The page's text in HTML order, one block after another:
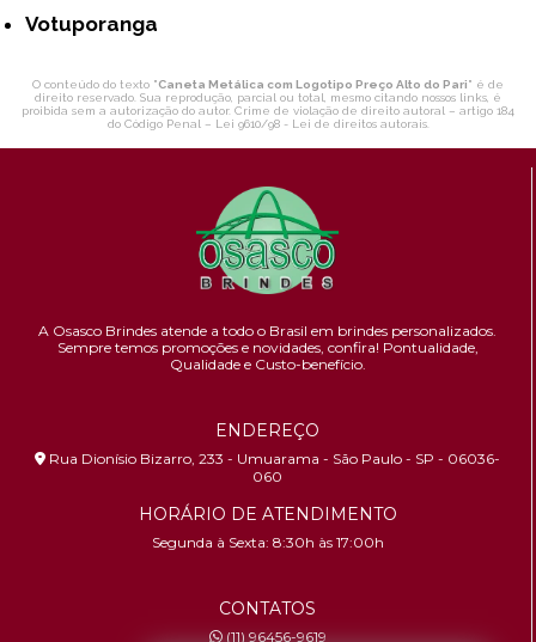
Votuporanga
O conteúdo do texto "Caneta Metálica com Logotipo Preço Alto do Pari" é de
direito reservado. Sua reprodução, parcial ou total, mesmo citando nossos links, é
proibida sem a autorização do autor. Crime de violação de direito autoral – artigo 184
do Código Penal – Lei 9610/98 - Lei de direitos autorais.
A Osasco Brindes atende a todo o Brasil em brindes personalizados.
Sempre temos promoções e novidades, confira! Pontualidade,
Qualidade e Custo-benefício.
ENDEREÇO
Rua Dionísio Bizarro, 233 - Umuarama - São Paulo - SP - 06036-
060
HORÁRIO DE ATENDIMENTO
Segunda à Sexta: 8:30h às 17:00h
CONTATOS
(11) 96456-9619